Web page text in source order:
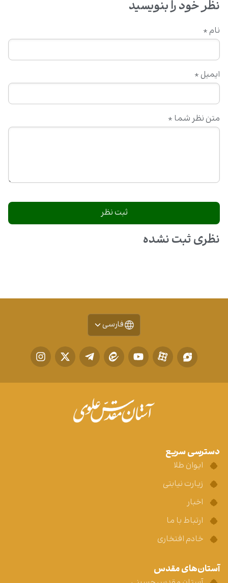
نظر خود را بنویسید
متن نظر شما *
نام *
ایمیل *
نظری ثبت نشده
فارسی
دسترسی سریع
ایوان طلا
زیارت نیابتی
اخبار
ارتباط با ما
خادم افتخاری
آستان‌های مقدس